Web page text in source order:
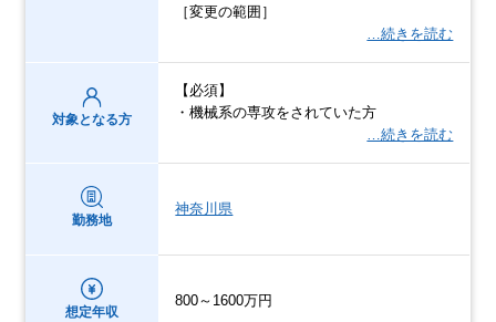
［変更の範囲］
…続きを読む
対象となる方
【必須】
・機械系の専攻をされていた方
…続きを読む
勤務地
神奈川県
想定年収
800～1600万円